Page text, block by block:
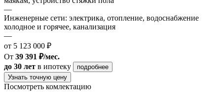
—
Инженерные сети: электрика, отопление, водоснабжение
холодное и горячее, канализация
—
от 5 123 000 ₽
От 39 391 ₽/мес.
до 30 лет в ипотеку
подробнее
Узнать точную цену
Посмотреть комлектацию